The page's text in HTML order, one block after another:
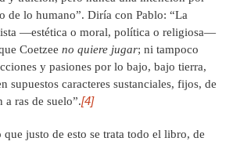
de lo humano”. Diría con Pablo: “La
—estética o moral, política o religiosa—
Coetzee no quiere jugar; ni tampoco
y pasiones por lo bajo, bajo tierra,
supuestos caracteres sustanciales, fijos, de
a ras de suelo”.[4]
justo de esto se trata todo el libro, de